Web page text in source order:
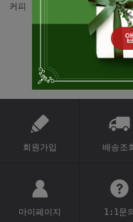
커피 플롯 사트레아 아
회원가입 배송조
마이페이지 1:1문의